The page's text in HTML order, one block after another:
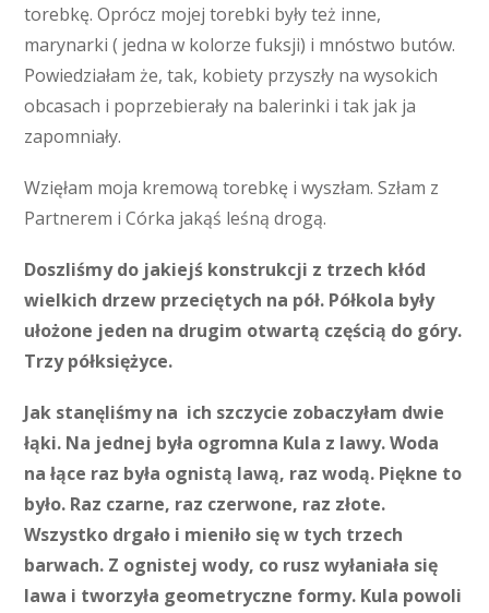
torebkę. Oprócz mojej torebki były też inne,
marynarki ( jedna w kolorze fuksji) i mnóstwo butów.
Powiedziałam że, tak, kobiety przyszły na wysokich
obcasach i poprzebierały na balerinki i tak jak ja
zapomniały.
Wzięłam moja kremową torebkę i wyszłam. Szłam z
Partnerem i Córka jakąś leśną drogą.
Doszliśmy do jakiejś konstrukcji z trzech kłód
wielkich drzew przeciętych na pół. Półkola były
ułożone jeden na drugim otwartą częścią do góry.
Trzy półksiężyce.
Jak stanęliśmy na ich szczycie zobaczyłam dwie
łąki. Na jednej była ogromna Kula z lawy. Woda
na łące raz była ognistą lawą, raz wodą. Piękne to
było. Raz czarne, raz czerwone, raz złote.
Wszystko drgało i mieniło się w tych trzech
barwach. Z ognistej wody, co rusz wyłaniała się
lawa i tworzyła geometryczne formy. Kula powoli